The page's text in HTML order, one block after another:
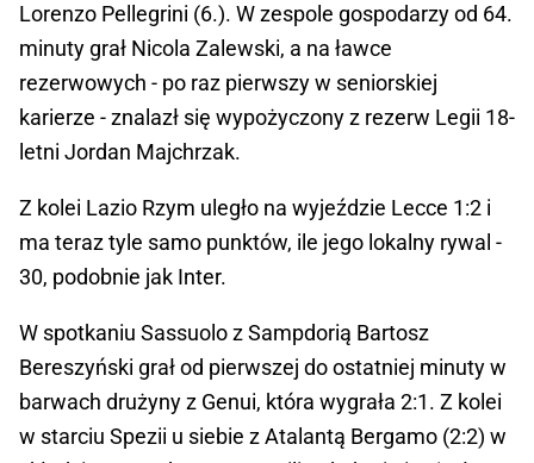
Lorenzo Pellegrini (6.). W zespole gospodarzy od 64.
minuty grał Nicola Zalewski, a na ławce
rezerwowych - po raz pierwszy w seniorskiej
karierze - znalazł się wypożyczony z rezerw Legii 18-
letni Jordan Majchrzak.
Z kolei Lazio Rzym uległo na wyjeździe Lecce 1:2 i
ma teraz tyle samo punktów, ile jego lokalny rywal -
30, podobnie jak Inter.
W spotkaniu Sassuolo z Sampdorią Bartosz
Bereszyński grał od pierwszej do ostatniej minuty w
barwach drużyny z Genui, która wygrała 2:1. Z kolei
w starciu Spezii u siebie z Atalantą Bergamo (2:2) w